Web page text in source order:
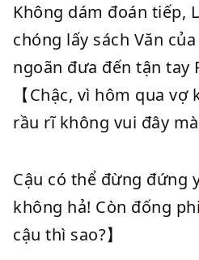
Không dám đoán tiếp,
chóng lấy sách Văn
ngoãn đưa đến tận tay
【Chậc, vì hôm qua
rầu rĩ không vui đây
Cậu có thể đừng đứng
không hả! Còn đống
cậu thì sao?】